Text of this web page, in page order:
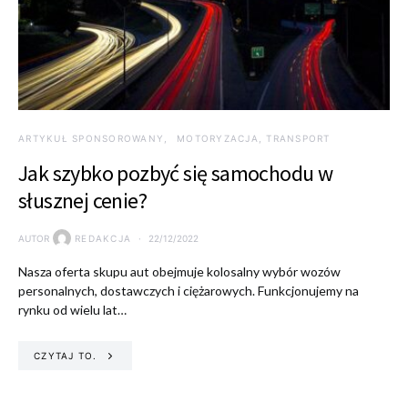
ARTYKUŁ SPONSOROWANY MOTORYZACJA, TRANSPORT
Jak szybko pozbyć się samochodu w
słusznej cenie?
AUTOR REDAKCJA 22/12/2022
Nasza oferta skupu aut obejmuje kolosalny wybór wozów
personalnych, dostawczych i ciężarowych. Funkcjonujemy na
rynku od wielu lat…
CZYTAJ TO.